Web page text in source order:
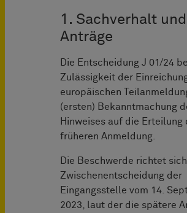
1. Sachverhalt und
Anträge
Die Entscheidung J 01/24
Zulässigkeit der
europäischen
(ersten) Bekanntmachung
Hinweises auf die Erteilung
früheren Anmeldung.
Die Beschwerde richtet
Zwischenentscheidung der
Eingangsstelle vom 14.
2023, laut der die spätere